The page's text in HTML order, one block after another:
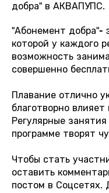
добра" в АКВАПУПС.
"Абонемент добра"-
которой у каждого
возможность
совершенно
Плавание отлично
благотворно
Регулярные
программе творят
Чтобы стать
оставить
постом в Соцсетях.